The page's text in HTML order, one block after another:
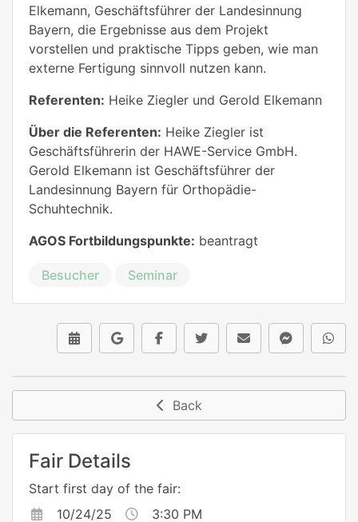
Elkemann, Geschäftsführer der Landesinnung
Bayern, die Ergebnisse aus dem Projekt
vorstellen und praktische Tipps geben, wie man
externe Fertigung sinnvoll nutzen kann.
Referenten: Heike Ziegler und Gerold Elkemann
Über die Referenten: Heike Ziegler ist
Geschäftsführerin der HAWE-Service GmbH.
Gerold Elkemann ist Geschäftsführer der
Landesinnung Bayern für Orthopädie-
Schuhtechnik.
AGOS Fortbildungspunkte: beantragt
Besucher Seminar
Back
Fair Details
Start first day of the fair:
10/24/25
3:30 PM